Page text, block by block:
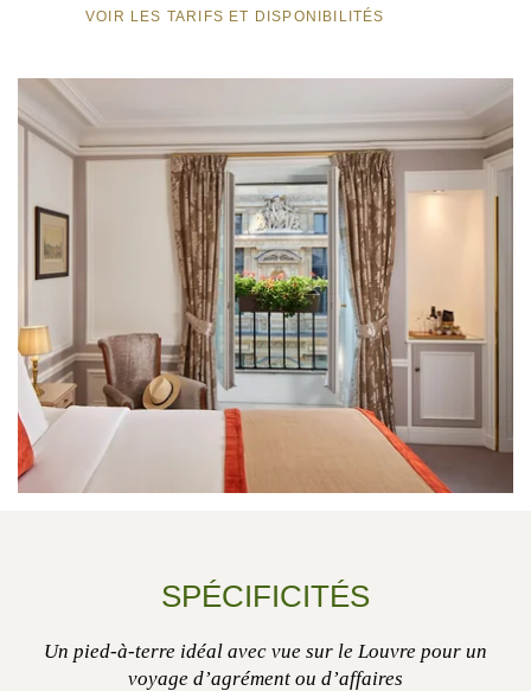
VOIR LES TARIFS ET DISPONIBILITÉS
SPÉCIFICITÉS
Un pied-à-terre idéal avec vue sur le Louvre pour un
voyage d’agrément ou d’affaires